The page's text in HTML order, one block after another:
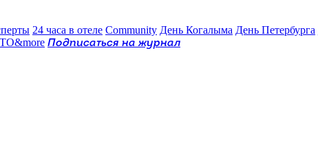
24 часа в отеле Community День Когалыма День Петербурга
Подписаться на журнал